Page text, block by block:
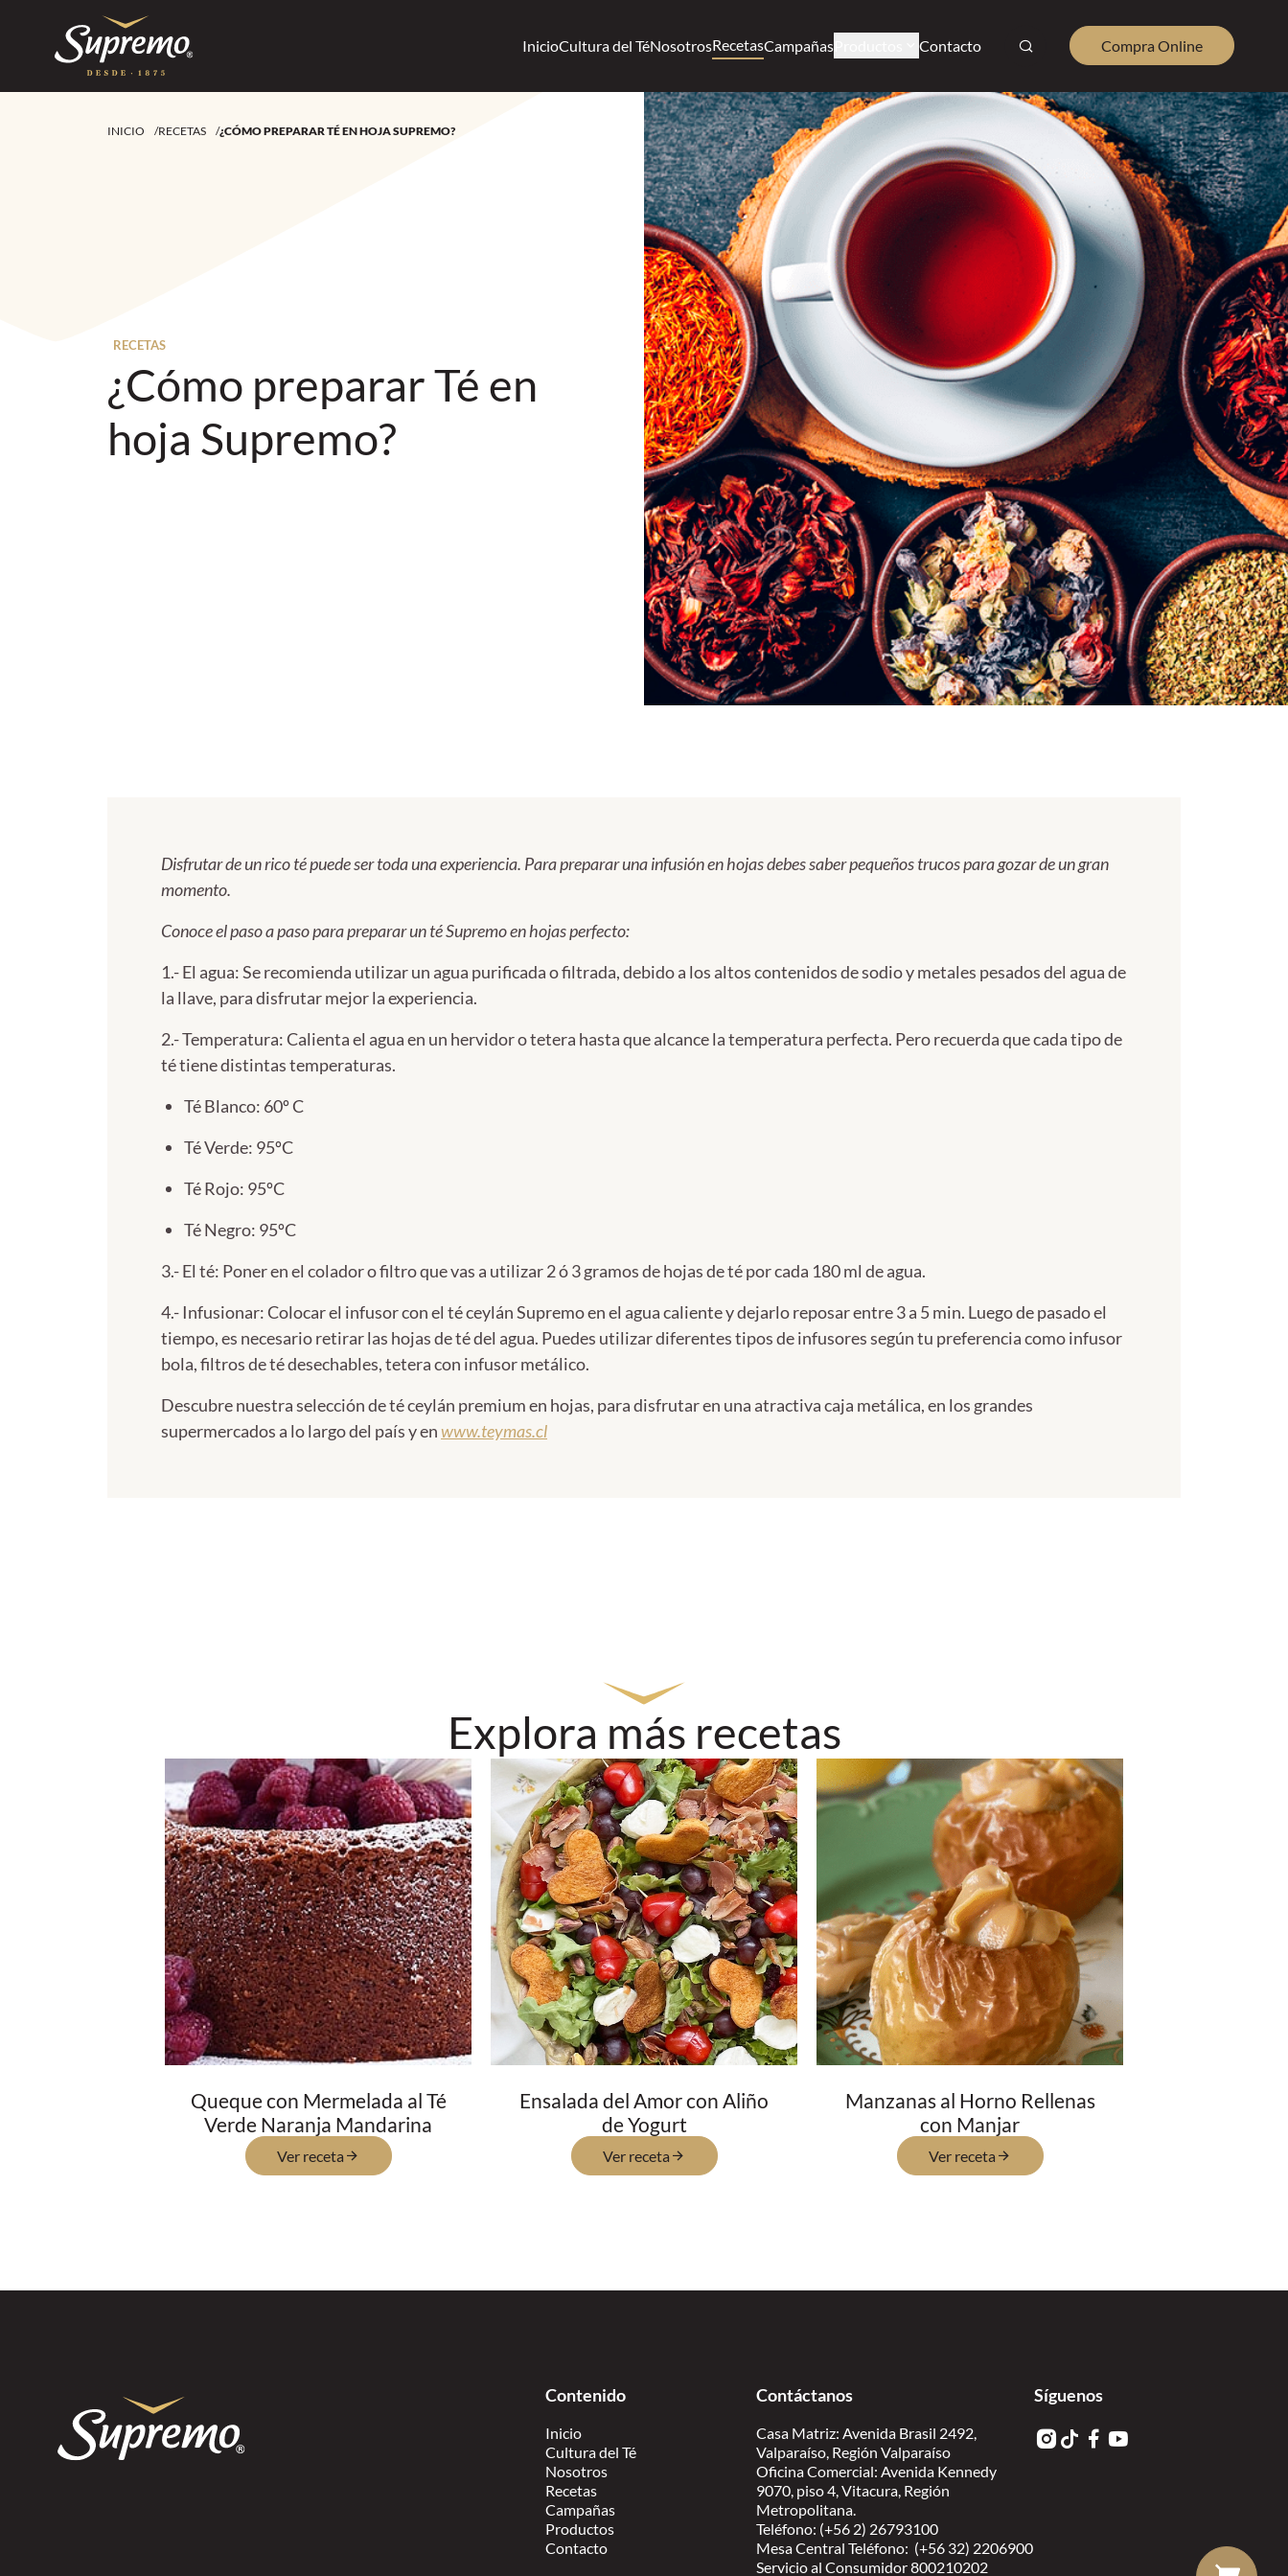
InicioCultura del TéNosotrosRecetasCampañas Contacto Compra Online
INICIO /RECETAS /¿CÓMO PREPARAR TÉ EN HOJA SUPREMO?
RECETAS
¿Cómo preparar Té en
hoja Supremo?
Disfrutar de un rico té puede ser toda una experiencia. Para preparar una infusión en hojas debes saber pequeños trucos para gozar de un gran
momento.
Conoce el paso a paso para preparar un té Supremo en hojas perfecto:
1.- El agua: Se recomienda utilizar un agua purificada o filtrada, debido a los altos contenidos de sodio y metales pesados del agua de
la llave, para disfrutar mejor la experiencia.
2.- Temperatura: Calienta el agua en un hervidor o tetera hasta que alcance la temperatura perfecta. Pero recuerda que cada tipo de
té tiene distintas temperaturas.
Té Blanco: 60º C
Té Verde: 95ºC
Té Rojo: 95ºC
Té Negro: 95ºC
3.- El té: Poner en el colador o filtro que vas a utilizar 2 ó 3 gramos de hojas de té por cada 180 ml de agua.
4.- Infusionar: Colocar el infusor con el té ceylán Supremo en el agua caliente y dejarlo reposar entre 3 a 5 min. Luego de pasado el
tiempo, es necesario retirar las hojas de té del agua. Puedes utilizar diferentes tipos de infusores según tu preferencia como infusor
bola, filtros de té desechables, tetera con infusor metálico.
Descubre nuestra selección de té ceylán premium en hojas, para disfrutar en una atractiva caja metálica, en los grandes
supermercados a lo largo del país y enwww.teymas.cl
Explora más recetas
Queque con Mermelada al Té
Verde Naranja Mandarina
Ver receta
Ensalada del Amor con Aliño
de Yogurt
Ver receta
Manzanas al Horno Rellenas
con Manjar
Ver receta
Contenido
Inicio
Cultura del Té
Nosotros
Recetas
Campañas
Productos
Contacto
Contáctanos
Casa Matriz: Avenida Brasil 2492,
Valparaíso, Región Valparaíso
Oficina Comercial: Avenida Kennedy
9070, piso 4, Vitacura, Región
Metropolitana.
Teléfono: (+56 2) 26793100
Mesa Central Teléfono: (+56 32) 2206900
Servicio al Consumidor 800210202
Síguenos